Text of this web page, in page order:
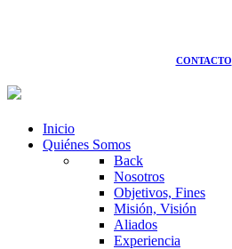
CONTACTO
Inicio
Quiénes Somos
Back
Nosotros
Objetivos, Fines
Misión, Visión
Aliados
Experiencia